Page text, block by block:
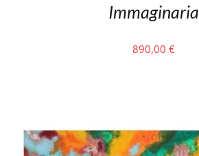
Immaginaria
890,00 €